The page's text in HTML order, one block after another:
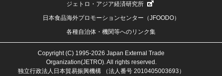
ジェトロ・アジア経済研究所
日本食品海外プロモーションセンター（JFOODO）
各種自治体・機関等へのリンク集
Copyright (C) 1995-2026 Japan External Trade
Organization(JETRO). All rights reserved.
独立行政法人日本貿易振興機構 （法人番号 2010405003693）